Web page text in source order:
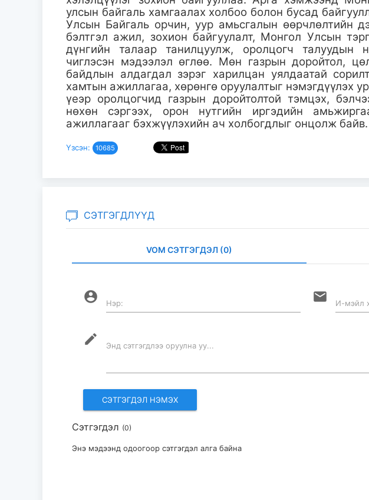
улсын байгаль хамгаалах холбоо болон бусад
Улсын Байгаль орчин, уур амьсгалын өөрчлөлтийн
бэлтгэл ажил, зохион байгуулалт, Монгол Улсын
дүнгийн талаар танилцуулж, оролцогч талуудын
чиглэсэн мэдээлэл өглөө. Мөн газрын доройтол,
байдлын алдагдал зэрэг харилцан уялдаатай
хамтын ажиллагаа, хөрөнгө оруулалтыг нэмэгдүүлэх
үеэр оролцогчид газрын доройтолтой тэмцэх,
нөхөн сэргээх, орон нутгийн иргэдийн
ажиллагааг бэхжүүлэхийн ач холбогдлыг онцолж байв.
Үзсэн: 10685
СЭТГЭГДЛҮҮД
VOM СЭТГЭГДЭЛ (0)
account_circle Нэр: email И-мэйл
mode_edit Энд сэтгэгдлээ оруулна уу...
Сэтгэгдэл (0)
Энэ мэдээнд одоогоор сэтгэгдэл алга байна